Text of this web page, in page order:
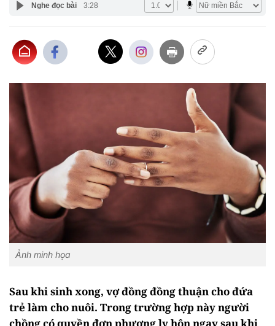
Nghe đọc bài 3:28
Ảnh minh họa
Sau khi sinh xong, vợ đồng đồng thuận cho đứa
trẻ làm cho nuôi. Trong trường hợp này người